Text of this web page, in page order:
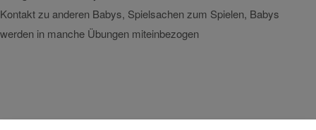
Kontakt zu anderen Babys, Spielsachen zum Spielen, Babys
werden in manche Übungen miteinbezogen